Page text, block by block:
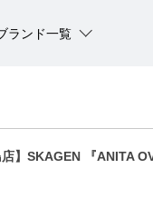
ランド一覧
店】SKAGEN 『ANITA